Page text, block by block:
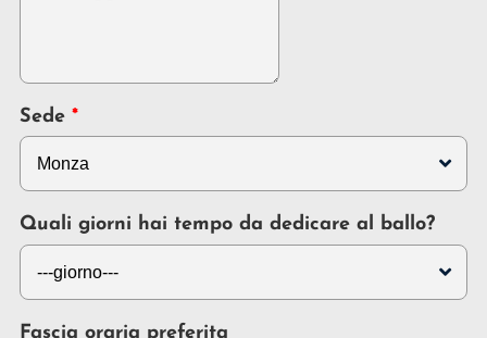
Sede
Quali giorni hai tempo da dedicare al ballo?
Fascia oraria preferita